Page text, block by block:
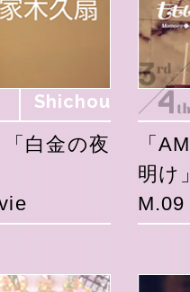
Shichou
「白金の夜
「
明け